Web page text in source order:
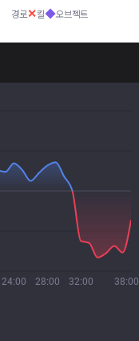
경로✕킬◆오브젝트
24:00 28:00 32:00 38:00